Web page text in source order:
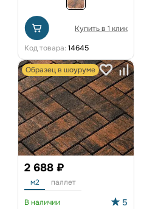
Купить в 1 клик
Код товара: 14645
Образец в шоуруме
2 688 ₽
м2 паллет
В наличии 5